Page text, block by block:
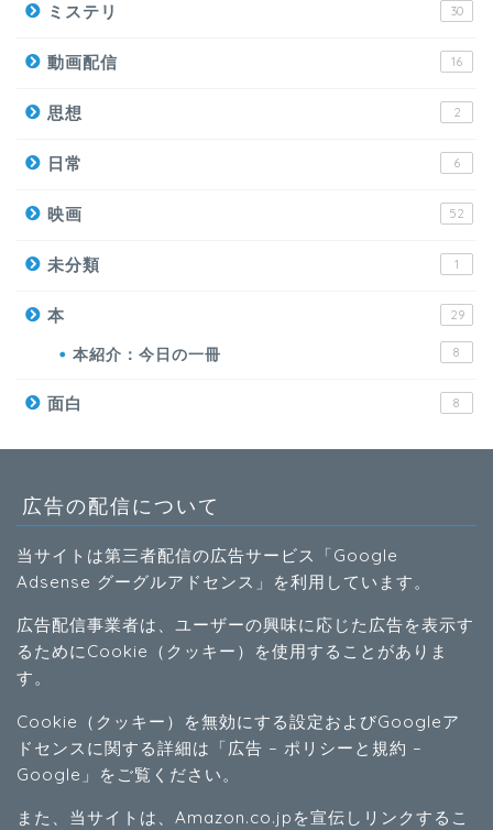
ミステリ 30
動画配信 16
思想 2
日常 6
映画 52
未分類 1
本 29
本紹介：今日の一冊 8
面白 8
広告の配信について
当サイトは第三者配信の広告サービス「Google
Adsense グーグルアドセンス」を利用しています。
広告配信事業者は、ユーザーの興味に応じた広告を表示す
るためにCookie（クッキー）を使用することがありま
す。
Cookie（クッキー）を無効にする設定およびGoogleア
ドセンスに関する詳細は「広告 – ポリシーと規約 –
Google 」をご覧ください。
また、当サイトは、Amazon.co.jpを宣伝しリンクするこ